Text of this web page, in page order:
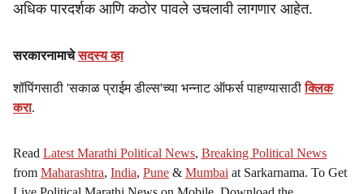
अधिक पारदर्शक आणि कठोर पावले उचलावी लागणार आहेत.
सरकारनामाचेसदस्य व्हा
शॉपिंगसाठी 'सकाळ प्राईम डील्स'च्या भन्नाट ऑफर्स पाहण्यासाठीक्लिक
करा.
Read Latest Marathi Political News, Breaking Political News
from Maharashtra, India, Pune & Mumbai at Sarkarnama. To Get